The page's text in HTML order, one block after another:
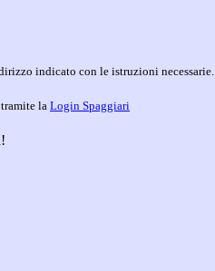
indicato con le istruzioni necessarie.
la Login Spaggiari